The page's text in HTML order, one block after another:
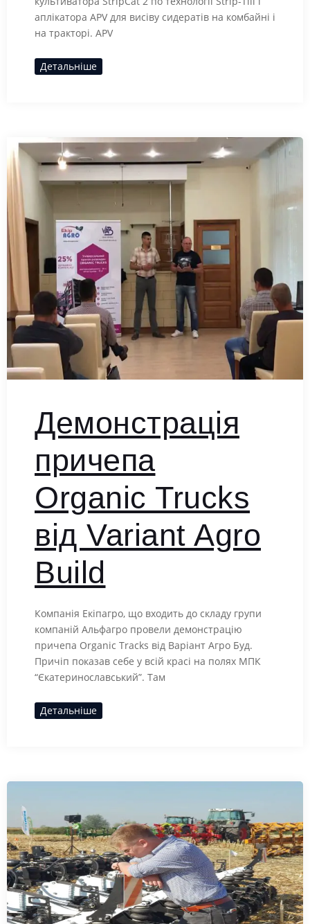
аплікатора APV для висіву сидератів на комбайні і
на тракторі. APV
Детальніше
Демонстрація
причепа
Organic Trucks
від Variant Agro
Build
Компанія Екіпагро, що входить до складу групи
компаній Альфагро провели демонстрацію
причепа Organic Tracks від Варіант Агро Буд.
Причіп показав себе у всій красі на полях МПК
“Єкатеринославський”. Там
Детальніше